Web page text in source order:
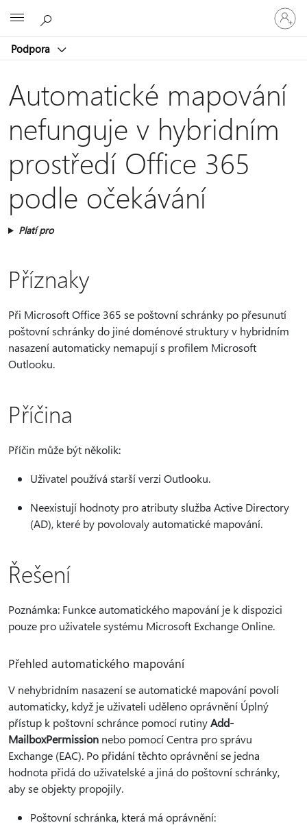
Podpora
Přihlaste
se
ke
účtu
Automatické mapování
nefunguje v hybridním
prostředí Office 365
podle očekávání
Platí pro
Příznaky
Při Microsoft Office 365 se poštovní schránky po přesunutí
poštovní schránky do jiné doménové struktury v hybridním
nasazení automaticky nemapují s profilem Microsoft
Outlooku.
Příčina
Příčin může být několik:
Uživatel používá starší verzi Outlooku.
Neexistují hodnoty pro atributy služba Active Directory
(AD), které by povolovaly automatické mapování.
Řešení
Poznámka: Funkce automatického mapování je k dispozici
pouze pro uživatele systému Microsoft Exchange Online.
Přehled automatického mapování
V nehybridním nasazení se automatické mapování povolí
automaticky, když je uživateli uděleno oprávnění Úplný
přístup k poštovní schránce pomocí rutinyAdd-
MailboxPermission nebo pomocí Centra pro správu
Exchange (EAC). Po přidání těchto oprávnění se jedna
hodnota přidá do uživatelské a jiná do poštovní schránky,
aby se objekty propojily.
Poštovní schránka, která má oprávnění: